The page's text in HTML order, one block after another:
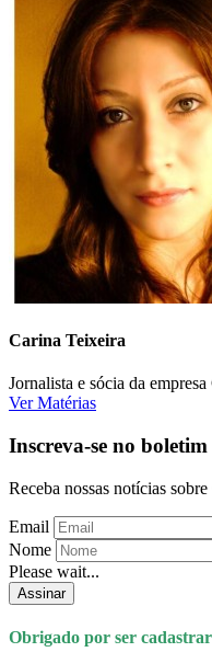
Carina Teixeira
Jornalista e sócia da
Ver Matérias
Inscreva-se no
Receba nossas notícias
Email
Nome
Please wait...
Assinar
Obrigado por ser